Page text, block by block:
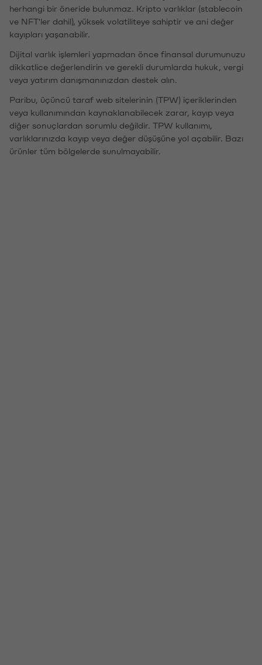
herhangi bir öneride bulunmaz. Kripto varlıklar (stablecoin
ve NFT'ler dahil), yüksek volatiliteye sahiptir ve ani değer
kayıpları yaşanabilir.
Dijital varlık işlemleri yapmadan önce finansal durumunuzu
dikkatlice değerlendirin ve gerekli durumlarda hukuk, vergi
veya yatırım danışmanınızdan destek alın.
Paribu, üçüncü taraf web sitelerinin (TPW) içeriklerinden
veya kullanımından kaynaklanabilecek zarar, kayıp veya
diğer sonuçlardan sorumlu değildir. TPW kullanımı,
varlıklarınızda kayıp veya değer düşüşüne yol açabilir. Bazı
ürünler tüm bölgelerde sunulmayabilir.